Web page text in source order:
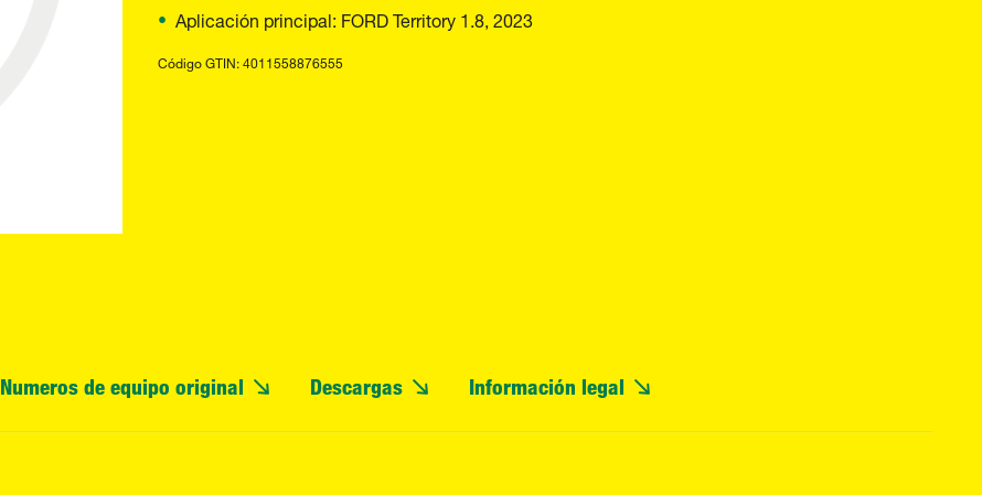
Aplicación principal: FORD Territory 1.8, 2023
Código GTIN: 4011558876555
Numeros de equipo original Descargas Información legal